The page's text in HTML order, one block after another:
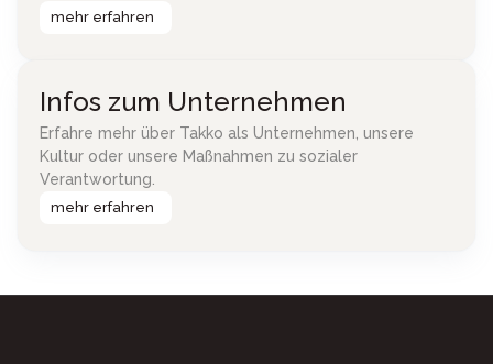
mehr erfahren
Infos zum Unternehmen
Erfahre mehr über Takko als Unternehmen, unsere
Kultur oder unsere Maßnahmen zu sozialer
Verantwortung.
mehr erfahren